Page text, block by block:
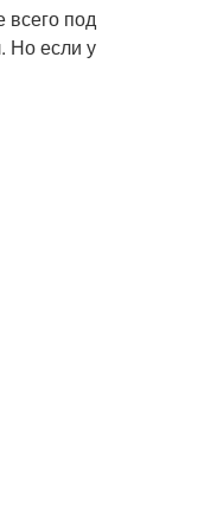
всего под
Но если у